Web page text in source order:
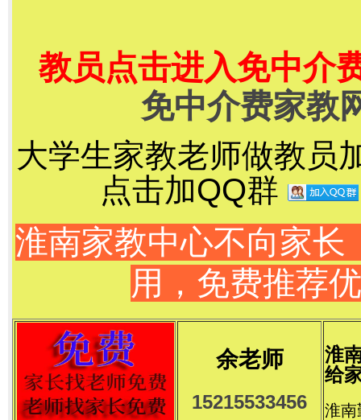
教员点击进入免中介
免中介费家教
大学生家教老师做教员
点击加QQ群
淮南家教中心不向家长
用，免费推荐
余老师
15215533456
淮
给
淮南